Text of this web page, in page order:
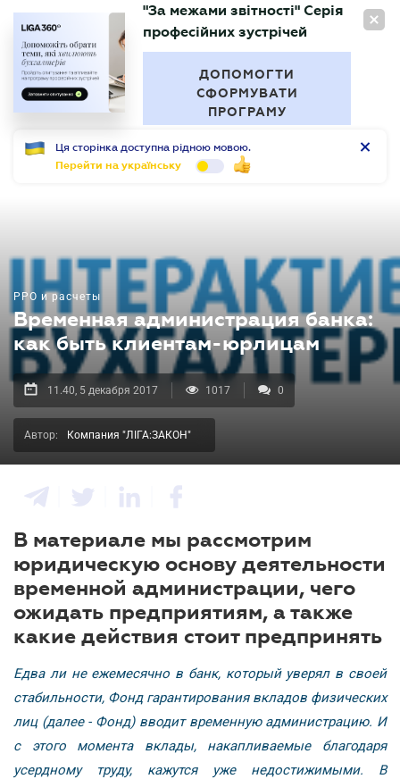
RU
БУХГАЛТЕР
"За межами звітності" Серія
професійних зустрічей
ДОПОМОГТИ
СФОРМУВАТИ
ПРОГРАМУ
Ця сторінка доступна рідною мовою.
Перейти на українську
РРО и расчеты
Временная администрация банка:
как быть клиентам-юрлицам
11.40, 5 декабря 2017 1017 0
Автор: Компания "ЛІГА:ЗАКОН"
В материале мы рассмотрим
юридическую основу деятельности
временной администрации, чего
ожидать предприятиям, а также
какие действия стоит предпринять
Едва ли не ежемесячно в банк, который уверял в своей
стабильности, Фонд гарантирования вкладов физических
лиц (далее - Фонд) вводит временную администрацию. И
с этого момента вклады, накапливаемые благодаря
усердному труду, кажутся уже недостижимыми. В